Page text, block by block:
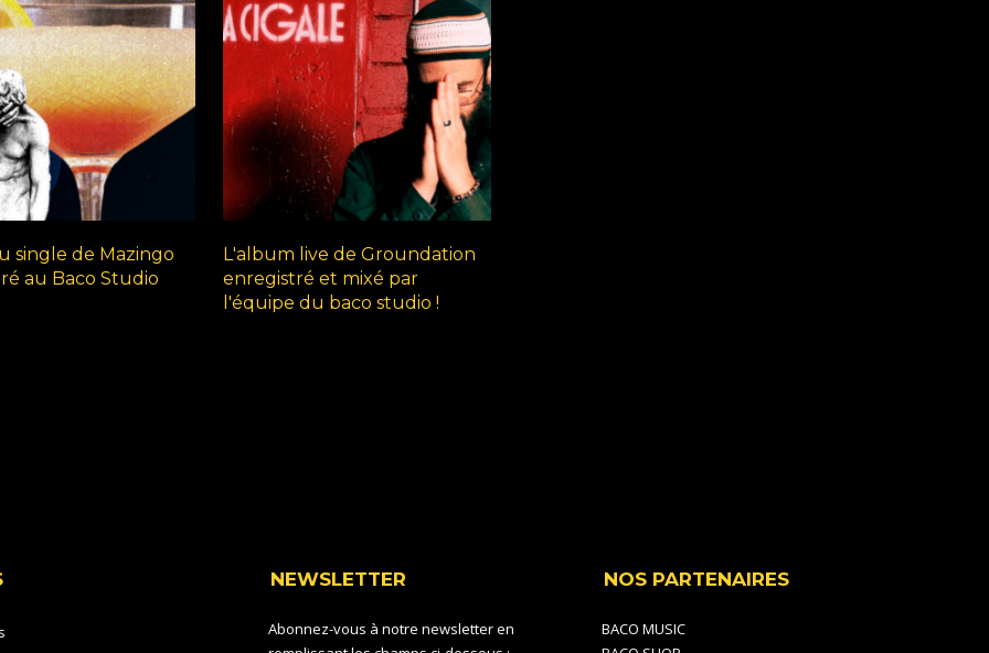
single de Mazingo
au Baco Studio
L'album live de Groundation
enregistré et mixé par
l'équipe du baco studio !
NEWSLETTER
Abonnez-vous à notre newsletter en
NOS PARTENAIRES
BACO MUSIC